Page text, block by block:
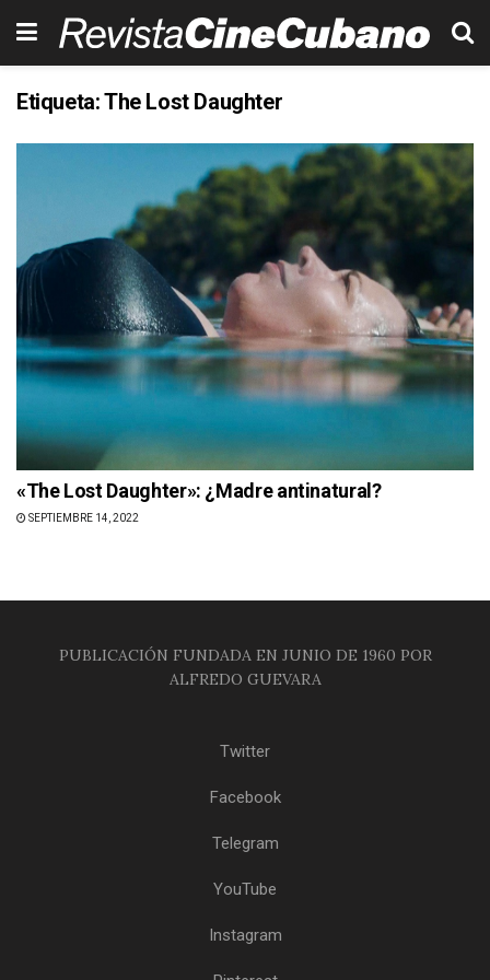
Etiqueta:The Lost Daughter
«The Lost Daughter»: ¿Madre antinatural?
SEPTIEMBRE 14, 2022
PUBLICACIÓN FUNDADA EN JUNIO DE 1960 POR
ALFREDO GUEVARA
Twitter
Facebook
Telegram
YouTube
Instagram